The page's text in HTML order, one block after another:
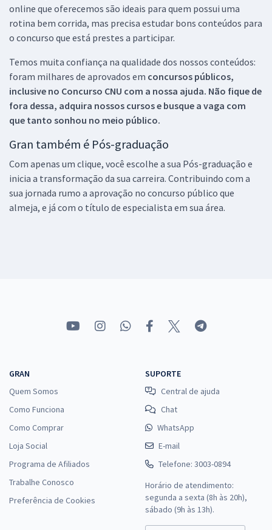
online que oferecemos são ideais para quem possui uma
rotina bem corrida, mas precisa estudar bons conteúdos para
o concurso que está prestes a participar.
Temos muita confiança na qualidade dos nossos conteúdos:
foram milhares de aprovados em concursos públicos,
inclusive no Concurso CNU com a nossa ajuda. Não fique de
fora dessa, adquira nossos cursos e busque a vaga com
que tanto sonhou no meio público.
Gran também é Pós-graduação
Com apenas um clique, você escolhe a sua Pós-graduação e
inicia a transformação da sua carreira. Contribuindo com a
sua jornada rumo a aprovação no concurso público que
almeja, e já com o título de especialista em sua área.
GRAN
Quem Somos
Como Funciona
Como Comprar
Loja Social
Programa de Afiliados
Trabalhe Conosco
Preferência de Cookies
SUPORTE
Central de ajuda
Chat
WhatsApp
E-mail
Telefone: 3003-0894
Horário de atendimento:
segunda a sexta (8h às 20h),
sábado (9h às 13h).